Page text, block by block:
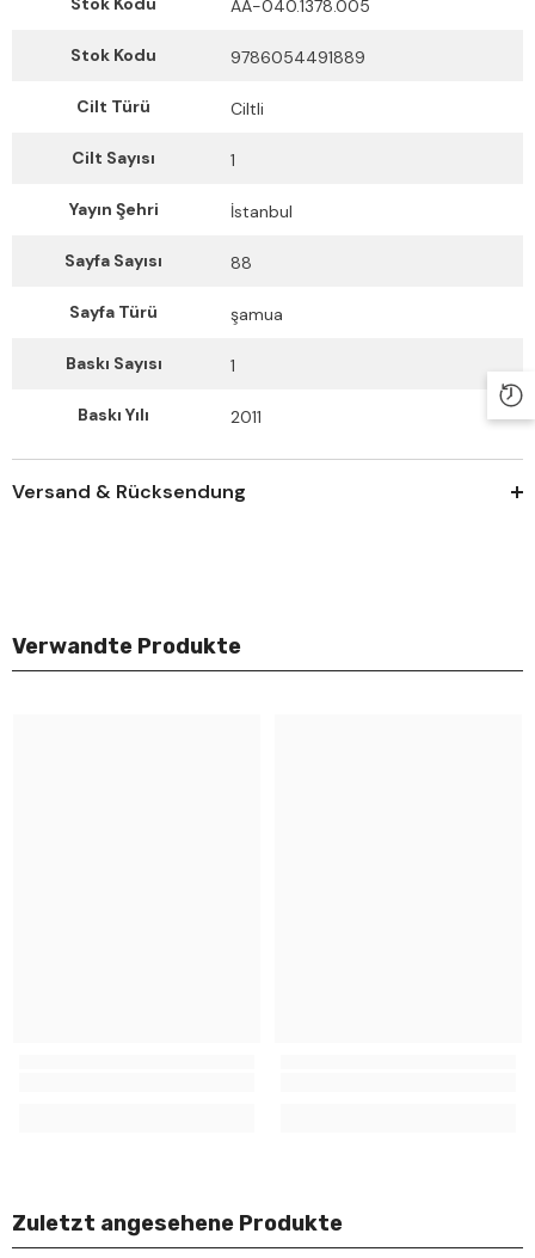
AA-040.1378.005
Stok Kodu 9786054491889
Cilt Türü Ciltli
Cilt Sayısı 1
Yayın Şehri İstanbul
Sayfa Sayısı 88
Sayfa Türü şamua
Baskı Sayısı 1
Baskı Yılı 2011
Versand & Rücksendung
Verwandte Produkte
Zuletzt angesehene Produkte